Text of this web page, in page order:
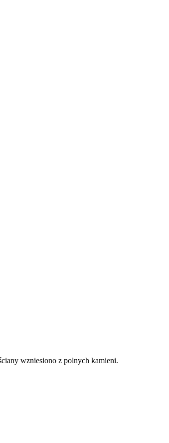
wzniesiono z polnych kamieni.